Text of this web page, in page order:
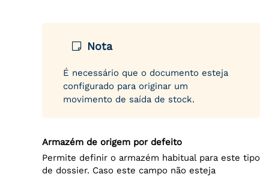
Nota
É necessário que o documento esteja
configurado para originar um
movimento de saída de stock.
Armazém de origem por defeito
Permite definir o armazém habitual para este tipo
de dossier. Caso este campo não esteja